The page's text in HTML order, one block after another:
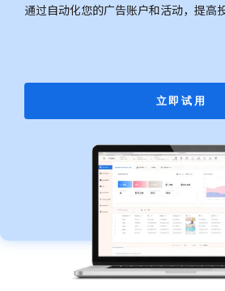
通过自动化您的广告账户和活动，提高
立即试用